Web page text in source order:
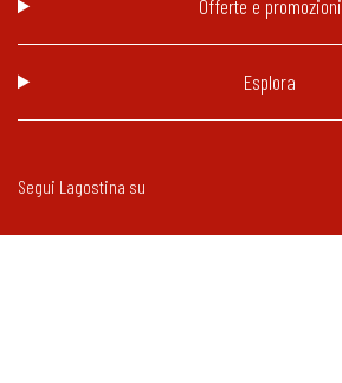
Offerte e promozioni
Esplora
Segui Lagostina su